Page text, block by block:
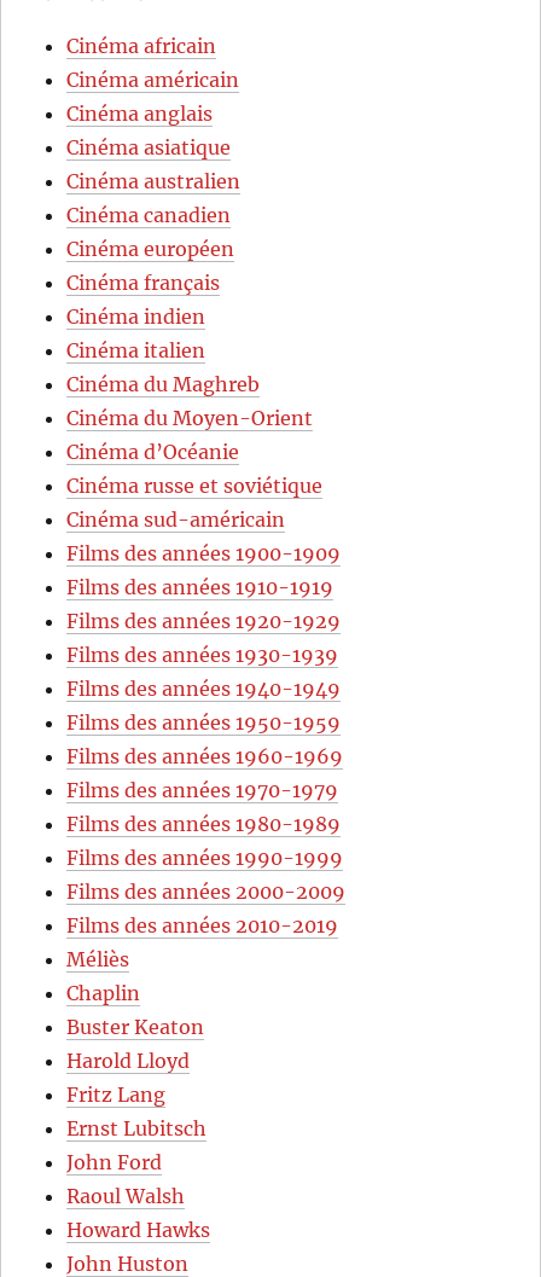
Cinéma africain
Cinéma américain
Cinéma anglais
Cinéma asiatique
Cinéma australien
Cinéma canadien
Cinéma européen
Cinéma français
Cinéma indien
Cinéma italien
Cinéma du Maghreb
Cinéma du Moyen-Orient
Cinéma d’Océanie
Cinéma russe et soviétique
Cinéma sud-américain
Films des années 1900-1909
Films des années 1910-1919
Films des années 1920-1929
Films des années 1930-1939
Films des années 1940-1949
Films des années 1950-1959
Films des années 1960-1969
Films des années 1970-1979
Films des années 1980-1989
Films des années 1990-1999
Films des années 2000-2009
Films des années 2010-2019
Méliès
Chaplin
Buster Keaton
Harold Lloyd
Fritz Lang
Ernst Lubitsch
John Ford
Raoul Walsh
Howard Hawks
John Huston